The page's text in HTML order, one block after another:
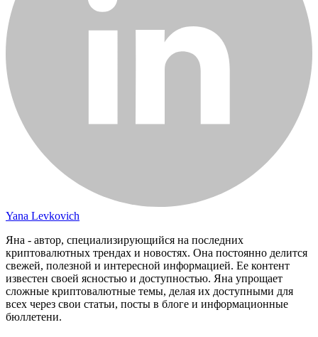
Yana Levkovich
Яна - автор, специализирующийся на последних
криптовалютных трендах и новостях. Она постоянно делится
свежей, полезной и интересной информацией. Ее контент
известен своей ясностью и доступностью. Яна упрощает
сложные криптовалютные темы, делая их доступными для
всех через свои статьи, посты в блоге и информационные
бюллетени.